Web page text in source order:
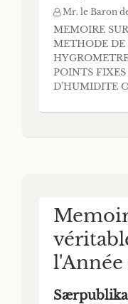
Mr. le Baron
MEMOIRE
METHODE DE
POINTS FIXES
D’HUMIDITE
SÖCIETE